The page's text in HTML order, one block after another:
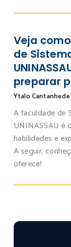
Veja
de
preparar
Ytalo Cantanhede
A faculdade de
UNINASSAU é
habilidades e
A seguir,
oferece!